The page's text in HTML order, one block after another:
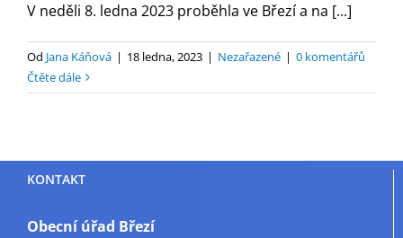
V neděli 8. ledna 2023 proběhla ve Březí a na [...]
Od Jana Káňová | 18 ledna, 2023 | Nezařazené | 0 komentářů
Čtěte dále
KONTAKT
Obecní úřad Březí